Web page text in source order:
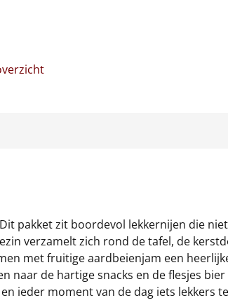
pakket zit boordevol lekkernijen die
verzamelt zich rond de tafel, de
met fruitige aardbeienjam een
naar de hartige snacks en de flesjes
ieder moment van de dag iets lekkers